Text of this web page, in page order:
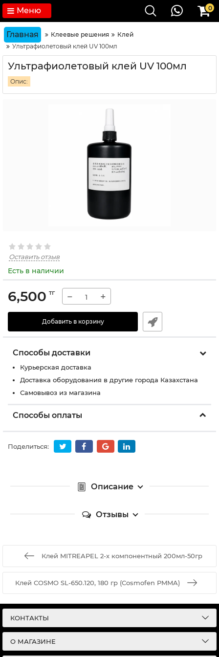
Меню 0
Главная Клеевые решения
Клей
Ультрафиолетовый клей UV 100мл
Ультрафиолетовый клей UV 100мл
Опис:
Оставить отзыв
Есть в наличии
6,500 тг − +
Добавить в корзину
Способы доставки
Курьерская доставка
Доставка оборудования в другие города Казахстана
Самовывоз из магазина
Способы оплаты
Поделиться:
Описание
Отзывы
Клей MITREAPEL 2-х компонентный 200мл-50гр
Клей COSMO SL-650.120, 180 гр (Cosmofen PMMA)
КОНТАКТЫ
О МАГАЗИНЕ